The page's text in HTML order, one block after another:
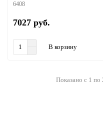
6408
7027 руб.
В корзину
Показано с 1 по